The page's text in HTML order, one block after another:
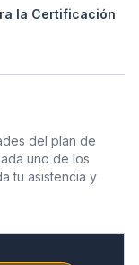
la Certificación
del plan de
uno de los
tu asistencia y